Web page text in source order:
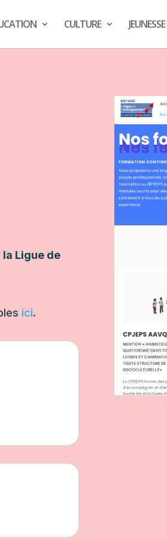
CULTURE JEUNESSE
la Ligue de
ici.